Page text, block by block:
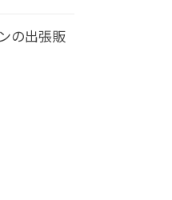
の出張販